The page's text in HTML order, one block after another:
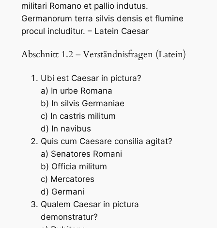
militari Romano et pallio indutus.
Germanorum terra silvis densis et flumine
procul includitur. – Latein Caesar
Abschnitt 1.2 – Verständnisfragen (Latein)
Ubi est Caesar in pictura?
a) In urbe Romana
b) In silvis Germaniae
c) In castris militum
d) In navibus
Quis cum Caesare consilia agitat?
a) Senatores Romani
b) Officia militum
c) Mercatores
d) Germani
Qualem Caesar in pictura
demonstratur?